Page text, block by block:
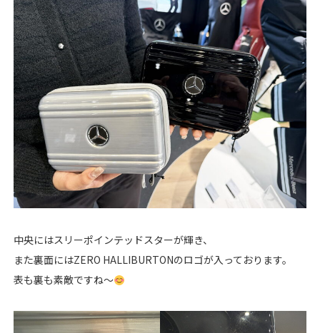
中央にはスリーポインテッドスターが輝き、
また裏面にはZERO HALLIBURTONのロゴが入っております。
表も裏も素敵ですね～